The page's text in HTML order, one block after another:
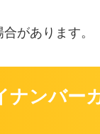
があります。
ナンバー